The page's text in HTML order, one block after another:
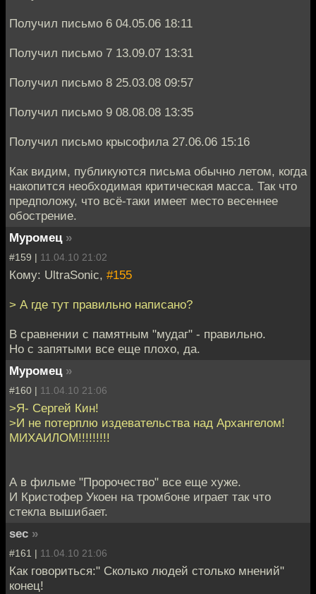
Получил письмо 6 04.05.06 18:11
Получил письмо 7 13.09.07 13:31
Получил письмо 8 25.03.08 09:57
Получил письмо 9 08.08.08 13:35
Получил письмо крысофила 27.06.06 15:16
Как видим, публикуются письма обычно летом, когда
накопится необходимая критическая масса. Так что
предположу, что всё-таки имеет место весеннее
обострение.
Муромец »
#159 | 11.04.10 21:02
Кому: UltraSonic, #155
> А где тут правильно написано?
В сравнении с памятным "мудаг" - правильно.
Но с запятыми все еще плохо, да.
Муромец »
#160 | 11.04.10 21:06
>Я- Сергей Кин!
>И не потерплю издевательства над Архангелом!
МИХАИЛОМ!!!!!!!!!
А в фильме "Пророчество" все еще хуже.
И Кристофер Укоен на тромбоне играет так что
стекла вышибает.
sec »
#161 | 11.04.10 21:06
Как говориться:" Сколько людей столько мнений"
конец!